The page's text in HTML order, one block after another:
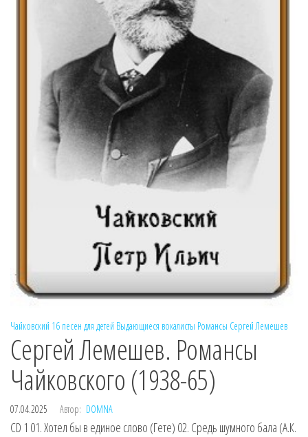
Чайковский 16 песен для детей Выдающиеся вокалисты Романсы Сергей Лемешев
Сергей Лемешев. Романсы
Чайковского (1938-65)
07.04.2025 Автор: DOMNA
CD 1 01. Хотел бы в единое слово (Гете) 02. Средь шумного бала (А.К.